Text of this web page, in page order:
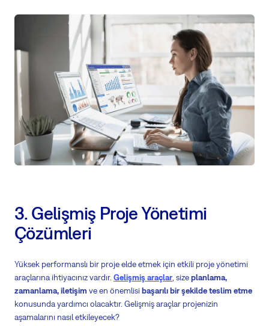
3. Gelişmiş Proje Yönetimi
Çözümleri
Yüksek performanslı bir proje elde etmek için etkili proje yönetimi
araçlarına ihtiyacınız vardır. Gelişmiş araçlar, sizeplanlama,
zamanlama, iletişim ve en önemlisibaşarılı bir şekilde teslim etme
konusunda yardımcı olacaktır. Gelişmiş araçlar projenizin
aşamalarını nasıl etkileyecek?